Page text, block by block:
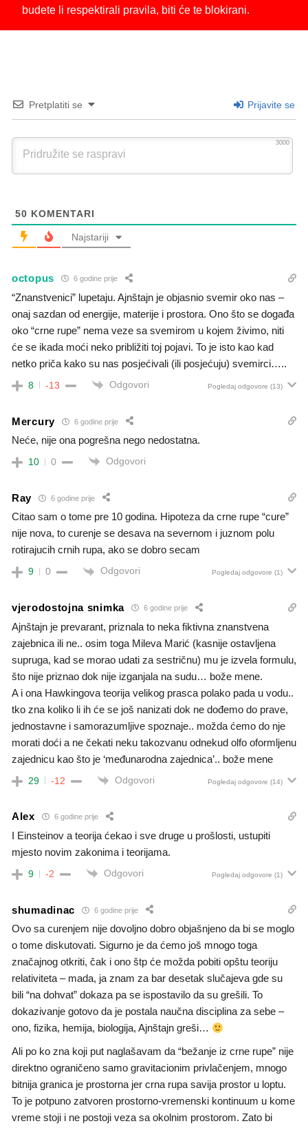
budete li respektirali pravila, biti će te blokirani.
Pretplatiti se Prijavite se
3000
50 KOMENTARI
Najstariji
octopus 6 godine prije
“Znanstvenici” lupetaju. Ajnštajn je objasnio svemir oko nas –
onaj sazdan od energije, materije i prostora. Ono što se događa
oko “crne rupe” nema veze sa svemirom u kojem živimo, niti
će se ikada moći neko približiti toj pojavi. To je isto kao kad
netko priča kako su nas posjećivali (ili posjećuju) svemirci…..
8 -13 Odgovori Pogledaj odgovore (13)
Mercury 6 godine prije
Neće, nije ona pogrešna nego nedostatna.
10 0 Odgovori
Ray 6 godine prije
Citao sam o tome pre 10 godina. Hipoteza da crne rupe “cure”
nije nova, to curenje se desava na severnom i juznom polu
rotirajucih crnih rupa, ako se dobro secam
9 0 Odgovori Pogledaj odgovore (1)
vjerodostojna snimka 6 godine prije
Ajnštajn je prevarant, priznala to neka fiktivna znanstvena
zajebnica ili ne.. osim toga Mileva Marić (kasnije ostavljena
supruga, kad se morao udati za sestričnu) mu je izvela formulu,
što nije priznao dok nije izganjala na sudu… bože mene.
A i ona Hawkingova teorija velikog prasca polako pada u vodu..
tko zna koliko li ih će se još nanizati dok ne dođemo do prave,
jednostavne i samorazumljive spoznaje.. možda ćemo do nje
morati doći a ne čekati neku takozvanu odnekud olfo oformljenu
zajednicu kao što je ‘međunarodna zajednica’.. bože mene
29 -12 Odgovori Pogledaj odgovore (14)
Alex 6 godine prije
I Einsteinov a teorija ćekao i sve druge u prošlosti, ustupiti
mjesto novim zakonima i teorijama.
9 -2 Odgovori Pogledaj odgovore (1)
shumadinac 6 godine prije
Ovo sa curenjem nije dovoljno dobro objašnjeno da bi se moglo
o tome diskutovati. Sigurno je da ćemo još mnogo toga
značajnog otkriti, čak i ono štp će možda pobiti opštu teoriju
relativiteta – mada, ja znam za bar desetak slučajeva gde su
bili “na dohvat” dokaza pa se ispostavilo da su grešili. To
dokazivanje gotovo da je postala naučna disciplina za sebe –
ono, fizika, hemija, biologija, Ajnštajn greši…
Ali po ko zna koji put naglašavam da “bežanje iz crne rupe” nije
direktno ograničeno samo gravitacionim privlačenjem, mnogo
bitnija granica je prostorna jer crna rupa savija prostor u loptu.
To je potpuno zatvoren prostorno-vremenski kontinuum u kome
vreme stoji i ne postoji veza sa okolnim prostorom. Zato bi